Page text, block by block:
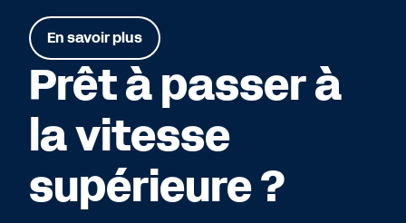
En savoir plus
Prêt à passer à
la vitesse
supérieure ?